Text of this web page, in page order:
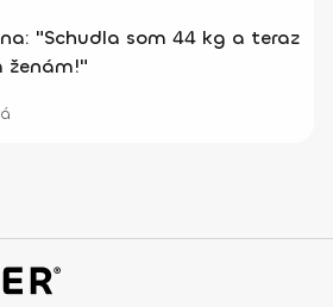
"Schudla som 44 kg a teraz
ženám!"